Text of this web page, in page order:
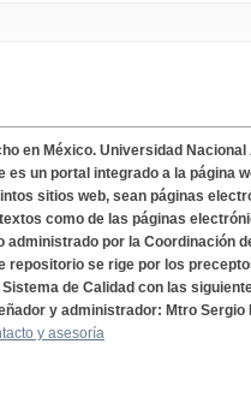
en México. Universidad
es un portal integrado a la página
sitios web, sean páginas
como de las páginas
administrado por la Coordinación
repositorio se rige por los
Sistema de Calidad con las
y administrador: Mtro Sergio
y asesoría